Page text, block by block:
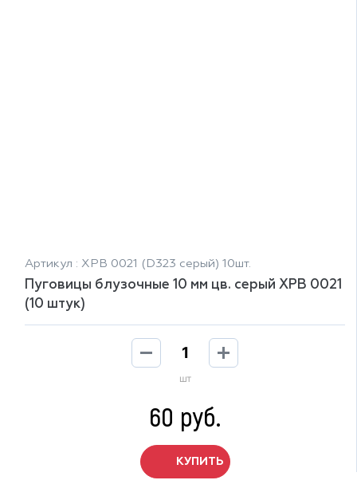
Артикул : XPB 0021 (D323 серый) 10шт.
Пуговицы блузочные 10 мм цв. серый XPB 0021
(10 штук)
шт
60 руб.
КУПИТЬ